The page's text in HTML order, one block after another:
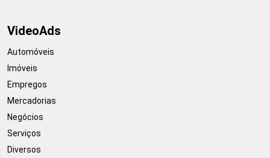
VideoAds
Automóveis
Imóveis
Empregos
Mercadorias
Negócios
Serviços
Diversos